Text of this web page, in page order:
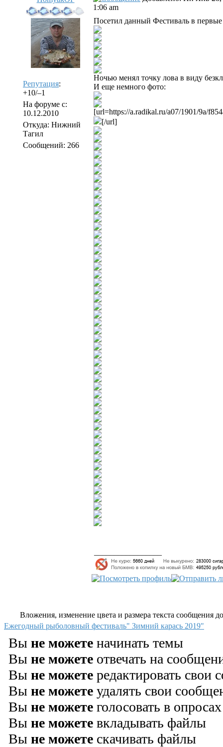
Репутация:
+10/–1
На форуме с:
10.12.2010
Откуда: Нижний
Тагил
Сообщений: 266
1:06 am
Посетил данный Фестиваль в
Ночью менял точку лова в виду
И еще немного фото:
[url=https://a.radikal.ru/a07/1901/9a/
[/url]
Вложения, изменение цвета и размера текста сообщения
Ежегодный рыболовный фестиваль" Зимний карась 2019"
Вы не можете начинать темы
Вы не можете отвечать на
Вы не можете редактировать свои
Вы не можете удалять свои
Вы не можете голосовать в опросах
Вы не можете вкладывать файлы
Вы не можете скачивать файлы